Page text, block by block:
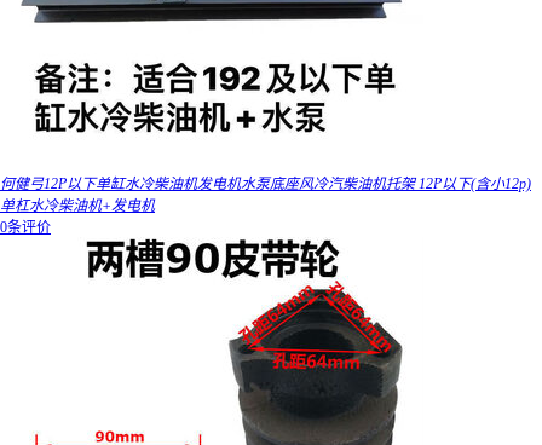
何健弓12P以下单缸水冷柴油机发电机水泵底座风冷汽柴油机托架 12P以下(含小12p)
单杠水冷柴油机+发电机
0条评价